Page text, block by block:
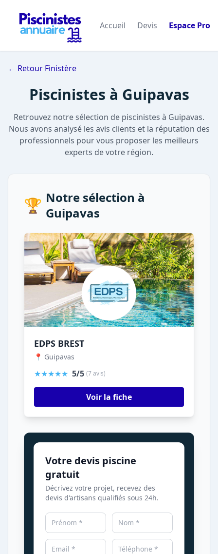
Accueil Devis Espace Pro
← Retour Finistère
Piscinistes à Guipavas
Retrouvez notre sélection de piscinistes à Guipavas.
Nous avons analysé les avis clients et la réputation des
professionnels pour vous proposer les meilleurs
experts de votre région.
🏆 Notre sélection à
Guipavas
EDPS BREST
📍 Guipavas
★★★★★ 5/5 (7 avis)
Voir la fiche
Votre devis piscine
gratuit
Décrivez votre projet, recevez des
devis d'artisans qualifiés sous 24h.